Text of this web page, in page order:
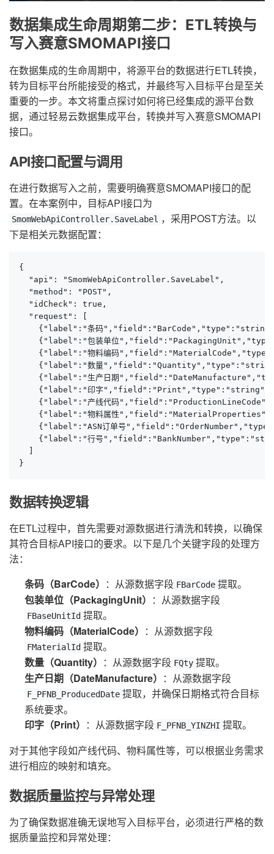
数据集成生命周期第二步：ETL转换与
写入赛意SMOMAPI接口
在数据集成的生命周期中，将源平台的数据进行ETL转换，
转为目标平台所能接受的格式，并最终写入目标平台是至关
重要的一步。本文将重点探讨如何将已经集成的源平台数
据，通过轻易云数据集成平台，转换并写入赛意SMOMAPI
接口。
API接口配置与调用
在进行数据写入之前，需要明确赛意SMOMAPI接口的配
置。在本案例中，目标API接口为
SmomWebApiController.SaveLabel ，采用POST方法。以
下是相关元数据配置：
{
  "api": "SmomWebApiController.SaveLabel",
  "method": "POST",
  "idCheck": true,
  "request": [
{"label":"条码
{"label":"包装单位
{"label":"物料编码
{"label":"数量
{"label":"生产日期
{"label":"印字
{"label":"产线代码
{"label":"物料属性
{"label":"ASN订单号
{"label":"行号
  ]
}
数据转换逻辑
在ETL过程中，首先需要对源数据进行清洗和转换，以确保
其符合目标API接口的要求。以下是几个关键字段的处理方
法：
条码（BarCode） ：从源数据字段 FBarCode 提取。
包装单位（PackagingUnit） ：从源数据字段
FBaseUnitId 提取。
物料编码（MaterialCode） ：从源数据字段
FMaterialId 提取。
数量（Quantity） ：从源数据字段 FQty 提取。
生产日期（DateManufacture） ：从源数据字段
F_PFNB_ProducedDate 提取，并确保日期格式符合目标
系统要求。
印字（Print） ：从源数据字段 F_PFNB_YINZHI 提取。
对于其他字段如产线代码、物料属性等，可以根据业务需求
进行相应的映射和填充。
数据质量监控与异常处理
为了确保数据准确无误地写入目标平台，必须进行严格的数
据质量监控和异常处理：